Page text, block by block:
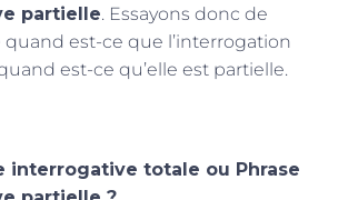
partielle. Essayons donc de
est-ce que l’interrogation
est-ce qu’elle est partielle.
interrogative totale ou Phrase